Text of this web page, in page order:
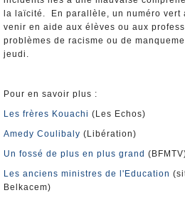
la laïcité. En parallèle, un numéro vert
venir en aide aux élèves ou aux
problèmes de racisme ou de
jeudi.
Pour en savoir plus :
Les frères Kouachi (Les Echos)
Amedy Coulibaly (Libération)
Un fossé de plus en plus grand
Les anciens ministres de l'Education
Belkacem)